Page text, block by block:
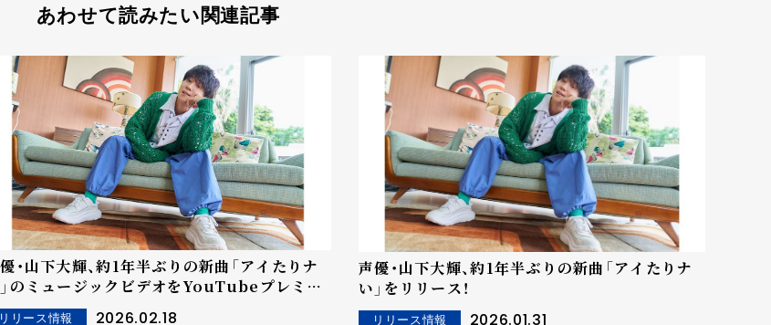
あわせて読みたい関連記事
・山下大輝、約1年半ぶりの新曲「アイたりナ
のミュージックビデオをYouTubeプレミア
！リリース記念の配信番組も開催
リリース情報 2026.02.18
声優・山下大輝、約1年半ぶりの新曲「アイたりナ
い」をリリース！
リリース情報 2026.01.31